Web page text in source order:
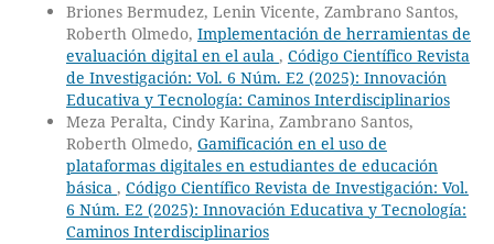
Briones Bermudez, Lenin Vicente, Zambrano Santos,
Roberth Olmedo, Implementación de herramientas de
evaluación digital en el aula , Código Científico Revista
de Investigación: Vol. 6 Núm. E2 (2025): Innovación
Educativa y Tecnología: Caminos Interdisciplinarios
Meza Peralta, Cindy Karina, Zambrano Santos,
Roberth Olmedo, Gamificación en el uso de
plataformas digitales en estudiantes de educación
básica , Código Científico Revista de Investigación: Vol.
6 Núm. E2 (2025): Innovación Educativa y Tecnología:
Caminos Interdisciplinarios